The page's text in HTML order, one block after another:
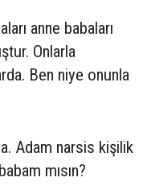
anne babaları
Onlarla
Ben niye onunla
Adam narsis kişilik
mısın?